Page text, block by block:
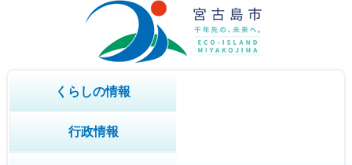
くらしの情報
行政情報